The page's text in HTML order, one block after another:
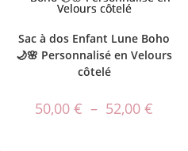
Sac à dos Enfant Lune Boho
🌙🌸 Personnalisé en Velours
côtelé
50,00€ – 52,00€